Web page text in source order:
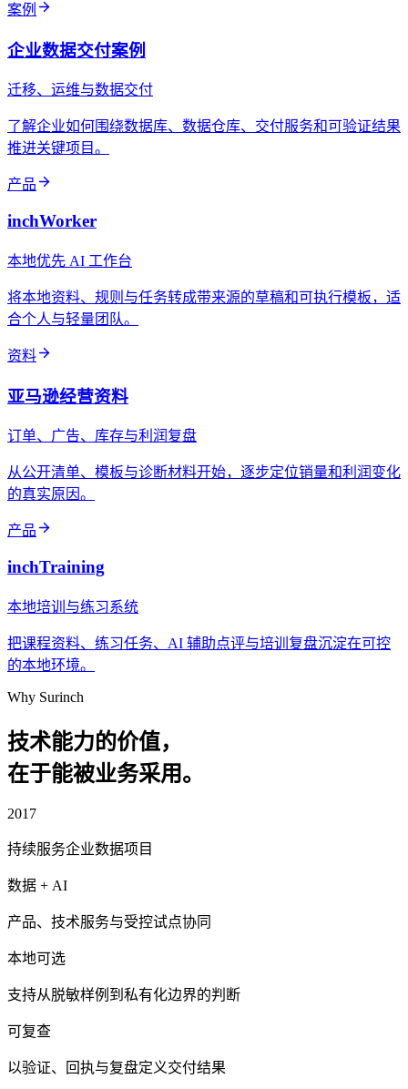
案例
企业数据交付案例
迁移、运维与数据交付
了解企业如何围绕数据库、数据仓库、交付服务和可验证结果
推进关键项目。
产品
inchWorker
本地优先 AI 工作台
将本地资料、规则与任务转成带来源的草稿和可执行模板，适
合个人与轻量团队。
资料
亚马逊经营资料
订单、广告、库存与利润复盘
从公开清单、模板与诊断材料开始，逐步定位销量和利润变化
的真实原因。
产品
inchTraining
本地培训与练习系统
把课程资料、练习任务、AI 辅助点评与培训复盘沉淀在可控
的本地环境。
Why Surinch
技术能力的价值，
在于能被业务采用。
2017
持续服务企业数据项目
数据 + AI
产品、技术服务与受控试点协同
本地可选
支持从脱敏样例到私有化边界的判断
可复查
以验证、回执与复盘定义交付结果